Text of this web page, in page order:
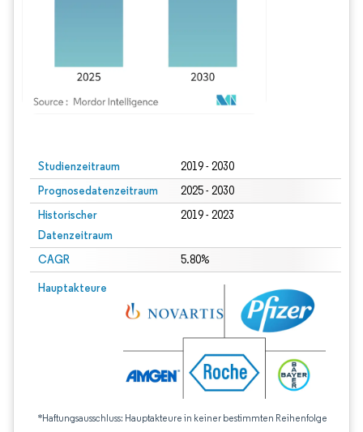
Studienzeitraum 2019 - 2030
Prognosedatenzeitraum 2025 - 2030
Historischer
Datenzeitraum
2019 - 2023
CAGR 5.80%
Hauptakteure
*Haftungsausschluss: Hauptakteure in keiner bestimmten Reihenfolge